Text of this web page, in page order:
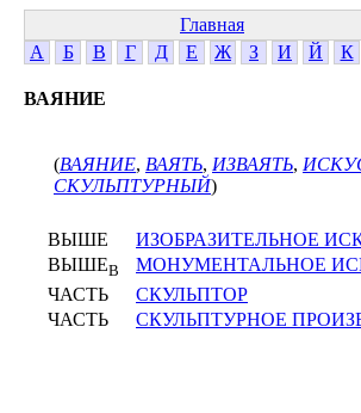
Главная
А
Б В Г Д Е Ж З И Й К
ВАЯНИЕ
(ВАЯНИЕ, ВАЯТЬ, ИЗВАЯТЬ,
СКУЛЬПТУРНЫЙ)
ВЫШЕ
ИЗОБРАЗИТЕЛЬНОЕ
ВЫШЕВ
МОНУМЕНТАЛЬНОЕ
ЧАСТЬ
СКУЛЬПТОР
ЧАСТЬ
СКУЛЬПТУРНОЕ